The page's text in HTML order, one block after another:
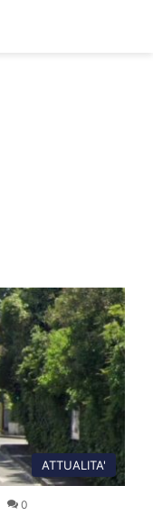
ATTUALITA'
0